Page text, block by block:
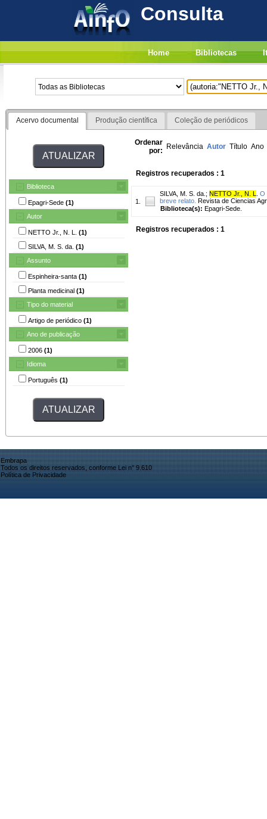
Consulta
Home Bibliotecas
Acervo documental Produção científica Coleção de periódicos
Biblioteca
Epagri-Sede (1)
Autor
NETTO Jr., N. L. (1)
SILVA, M. S. da. (1)
Assunto
Espinheira-santa (1)
Planta medicinal (1)
Tipo do material
Artigo de periódico (1)
Ano de publicação
2006 (1)
Idioma
Português (1)
Ordenar
por: Relevância Autor Título Ano
Registros recuperados : 1
1.
SILVA, M. S. da. ; NETTO Jr., N. L
O
breve relato. Revista de Ciencias
Biblioteca(s): Epagri-Sede.
Registros recuperados : 1
Embrapa
Todos os direitos reservados, conforme Lei n° 9.610
Política de Privacidade